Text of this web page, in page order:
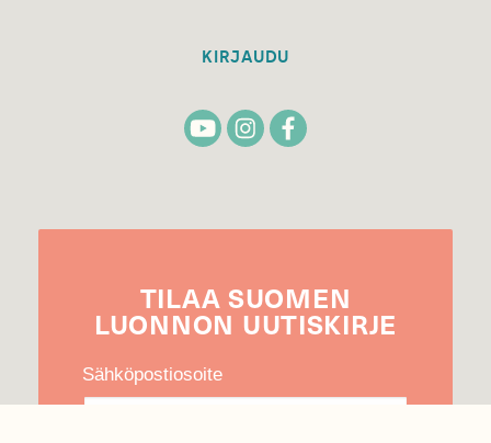
KIRJAUDU
TILAA SUOMEN
LUONNON UUTIS­KIRJE
Sähköpostiosoite